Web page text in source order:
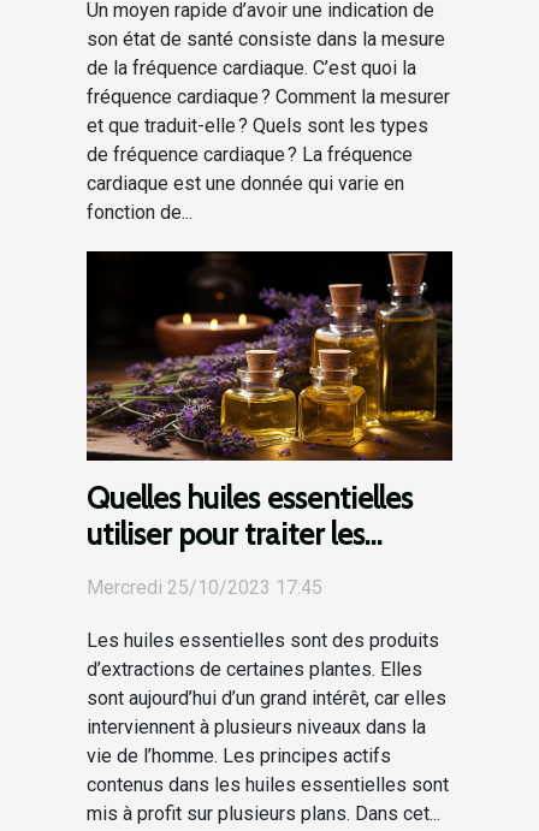
Un moyen rapide d’avoir une indication de
son état de santé consiste dans la mesure
de la fréquence cardiaque. C’est quoi la
fréquence cardiaque ? Comment la mesurer
et que traduit-elle ? Quels sont les types
de fréquence cardiaque ? La fréquence
cardiaque est une donnée qui varie en
fonction de...
Quelles huiles essentielles
utiliser pour traiter les
Mercredi 25/10/2023 17:45
Les huiles essentielles sont des produits
d’extractions de certaines plantes. Elles
sont aujourd’hui d’un grand intérêt, car elles
interviennent à plusieurs niveaux dans la
vie de l’homme. Les principes actifs
contenus dans les huiles essentielles sont
mis à profit sur plusieurs plans. Dans cet...